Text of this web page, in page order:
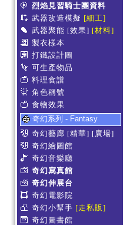
烈焰見習騎士團資料
武器改造模擬 [細工]
武器聚能 [效果] [材料]
製衣樣本
打鐵設計圖
可生產物品
料理食譜
角色稱號
食物效果
奇幻系列 - Fantasy
奇幻藝廊 [精華] [廣場]
奇幻繪圖館
奇幻音樂廳
奇幻寫真館
奇幻伸展台
奇幻電影院
奇幻小幫手 [走私販]
奇幻圖書館